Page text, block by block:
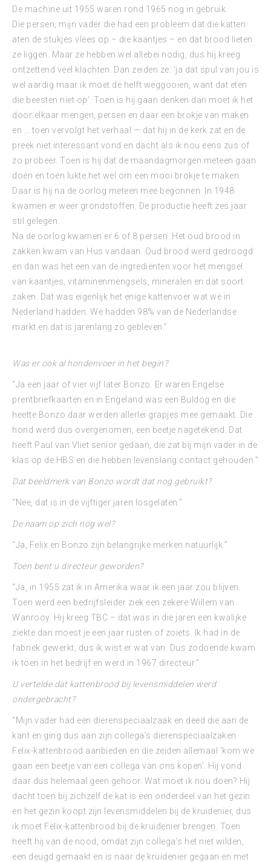
De machine uit 1955 waren rond 1965 nog in gebruik.
Die persen, mijn vader die had een probleem dat die katten
aten de stukjes vlees op – die kaantjes – en dat brood lieten
ze liggen. Maar ze hebben wel allebei nodig, dus hij kreeg
ontzettend veel klachten. Dan zeiden ze: ‘ja dat spul van jou is
wel aardig maar ik moet de helft weggooien, want dat eten
die beesten niet op’. Toen is hij gaan denken dan moet ik het
door elkaar mengen, persen en daar een brokje van maken
en … toen vervolgt het verhaal — dat hij in de kerk zat en de
preek niet interessant vond en dacht als ik nou eens zus of
zo probeer. Toen is hij dat de maandagmorgen meteen gaan
doen en toen lukte het wel om een mooi brokje te maken.
Daar is hij na de oorlog meteen mee begonnen. In 1948
kwamen er weer grondstoffen. De productie heeft zes jaar
stil gelegen.
Na de oorlog kwamen er 6 of 8 persen. Het oud brood in
zakken kwam van Hus vandaan. Oud brood werd gedroogd
en dan was het een van de ingrediënten voor het mengsel
van kaantjes, vitaminenmengsels, mineralen en dat soort
zaken. Dat was eigenlijk het enige kattenvoer wat we in
Nederland hadden. We hadden 98% van de Nederlandse
markt en dat is jarenlang zo gebleven.”
Was er ook al hondenvoer in het begin?
“Ja een jaar of vier vijf later Bonzo. Er waren Engelse
prentbriefkaarten en in Engeland was een Buldog en die
heette Bonzo daar werden allerlei grapjes mee gemaakt. Die
hond werd dus overgenomen, een beetje nagetekend. Dat
heeft Paul van Vliet senior gedaan, die zat bij mijn vader in de
klas op de HBS en die hebben levenslang contact gehouden.”
Dat beeldmerk van Bonzo wordt dat nog gebruikt?
“Nee, dat is in de vijftiger jaren losgelaten.”
De naam op zich nog wel?
“Ja, Felix en Bonzo zijn belangrijke merken natuurlijk.”
Toen bent u directeur geworden?
“Ja, in 1955 zat ik in Amerika waar ik een jaar zou blijven.
Toen werd een bedrijfsleider ziek een zekere Willem van
Wanrooy. Hij kreeg TBC – dat was in die jaren een kwalijke
ziekte dan moest je een jaar rusten of zoiets. Ik had in de
fabriek gewerkt, dus ik wist er wat van. Dus zodoende kwam
ik toen in het bedrijf en werd in 1967 directeur.”
U vertelde dat kattenbrood bij levensmiddelen werd
ondergebracht?
“Mijn vader had een dierenspeciaalzaak en deed die aan de
kant en ging dus aan zijn collega’s dierenspeciaalzaken
Felix-kattenbrood aanbieden en die zeiden allemaal ‘kom we
gaan een beetje van een collega van ons kopen’. Hij vond
daar dus helemaal geen gehoor. Wat moet ik nou doen? Hij
dacht toen bij zichzelf de kat is een onderdeel van het gezin
en het gezin koopt zijn levensmiddelen bij de kruidenier, dus
ik moet Felix-kattenbrood bij de kruidenier brengen. Toen
heeft hij van de nood, omdat zijn collega’s het niet wilden,
een deugd gemaakt en is naar de kruidenier gegaan en met